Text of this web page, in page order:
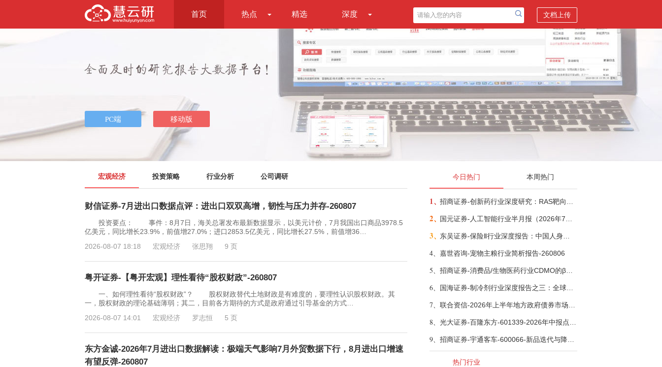
首页 热点 精选 深度 文档上传
宏观经济 投资策略 行业分析 公司调研
财信证券-7月进出口数据点评：进出口双双高增，韧性与压力并存-260807
投资要点： 事件：8月7日，海关总署发布最新数据显示，以美元计价，7月我国出口商品3978.5
亿美元，同比增长23.9%，前值增27.0%；进口2853.5亿美元，同比增长27.5%，前值增36…
2026-08-07 18:18
宏观经济 张思翔 9 页
粤开证券-【粤开宏观】理性看待“股权财政”-260807
一、如何理性看待“股权财政”？ 股权财政替代土地财政是有难度的，要理性认识股权财政。其
一，股权财政的理论基础薄弱；其二，目前各方期待的方式是政府通过引导基金的方式…
2026-08-07 14:01
宏观经济 罗志恒 5 页
东方金诚-2026年7月进出口数据解读：极端天气影响7月外贸数据下行，8月进出口增速
有望反弹-260807
今日热门 本周热门
1、
2、
3、
4、 嘉世咨询-宠物主粮行业简析报告-260806
5、
6、
7、
8、
9、
热门行业